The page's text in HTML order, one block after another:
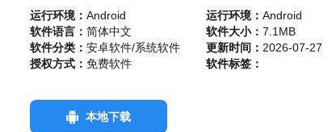
运行环境： Android
软件语言： 简体中文
软件分类： 安卓软件/系统软件
授权方式： 免费软件
运行环境： Android
软件大小： 7.1MB
更新时间： 2026-07-27
软件标签：
本地下载